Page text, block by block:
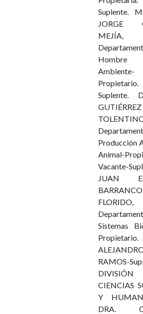
Suplente.
JORGE
MEJÍA,
Ambiente-
Propietario.
Suplente.
GUTIÉRREZ
Producción
Animal-
Vacante-
JUAN
BARRANCO
FLORIDO,
Sistemas
RAMOS-
CIENCIAS
Y
DRA.